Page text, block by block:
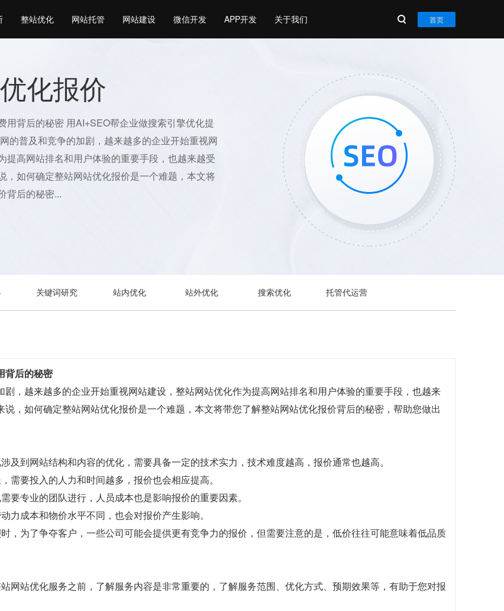
整站优化 网站托管 网站建设 微信开发 APP开发 关于我们 首页
化报价
用背后的秘密 用AI+SEO帮企业做搜索引擎优化提
的普及和竞争的加剧，越来越多的企业开始重视网
提高网站排名和用户体验的重要手段，也越来越受
，如何确定整站网站优化报价是一个难题，本文将
背后的秘密...
关键词研究 站内优化 站外优化 搜索优化 托管代运营
背后的秘密
剧，越来越多的企业开始重视网站建设，整站网站优化作为提高网站排名和用户体验的重要手段，也越来
说，如何确定整站网站优化报价是一个难题，本文将带您了解整站网站优化报价背后的秘密，帮助您做出
及到网站结构和内容的优化，需要具备一定的技术实力，技术难度越高，报价通常也越高。
需要投入的人力和时间越多，报价也会相应提高。
要专业的团队进行，人员成本也是影响报价的重要因素。
力成本和物价水平不同，也会对报价产生影响。
，为了争夺客户，一些公司可能会提供更有竞争力的报价，但需要注意的是，低价往往可能意味着低品质
网站优化服务之前，了解服务内容是非常重要的，了解服务范围、优化方式、预期效果等，有助于您对报